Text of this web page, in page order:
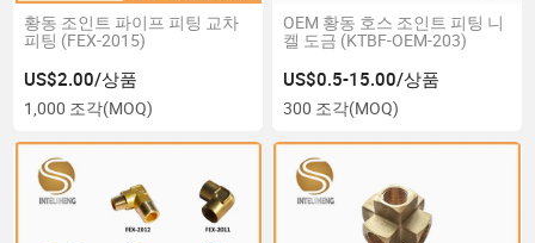
황동 조인트 파이프 피팅 교차
피팅 (FEX-2015)
US$2.00/상품
1,000 조각(MOQ)
OEM 황동 호스 조인트 피팅 니
켈 도금 (KTBF-OEM-203)
US$0.5-15.00/상품
300 조각(MOQ)